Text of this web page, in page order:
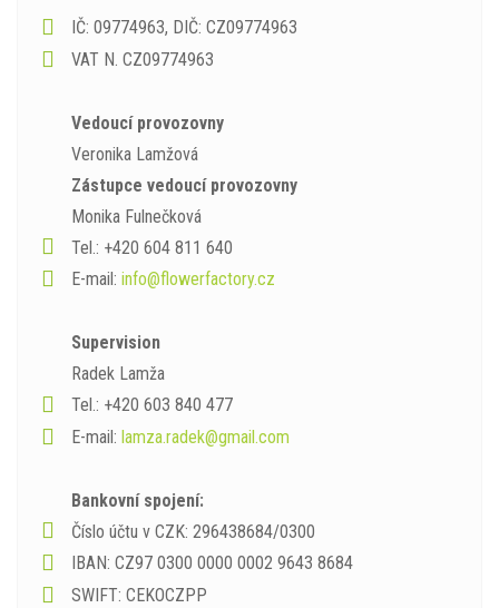
IČ: 09774963, DIČ: CZ09774963
VAT N. CZ09774963
Vedoucí provozovny
Veronika Lamžová
Zástupce vedoucí provozovny
Monika Fulnečková
Tel.: +420 604 811 640
E-mail: info@flowerfactory.cz
Supervision
Radek Lamža
Tel.: +420 603 840 477
E-mail: lamza.radek@gmail.com
Bankovní spojení:
Číslo účtu v CZK: 296438684/0300
IBAN: CZ97 0300 0000 0002 9643 8684
SWIFT: CEKOCZPP